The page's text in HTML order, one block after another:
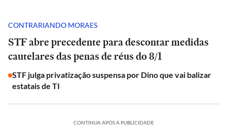
CONTRARIANDO MORAES
STF abre precedente para descontar medidas
cautelares das penas de réus do 8/1
STF julga privatização suspensa por Dino que vai balizar
estatais de TI
CONTINUA APÓS A PUBLICIDADE